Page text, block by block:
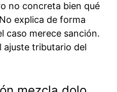
no concreta bien qué
explica de forma
caso merece sanción.
ajuste tributario del